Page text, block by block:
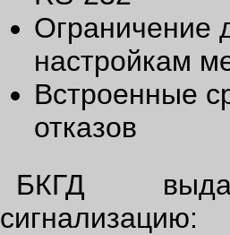
Ограничение
настройкам
Встроенные
отказов
БКГД
сигнализацию: